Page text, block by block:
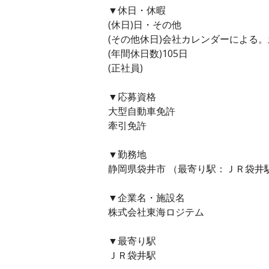
▼休日・休暇
(休日)日・その他
(その他休日)会社カレンダーによる
(年間休日数)105日
(正社員)
▼応募資格
大型自動車免許
牽引免許
▼勤務地
静岡県袋井市 （最寄り駅：ＪＲ袋井
▼企業名・施設名
株式会社東海ロジテム
▼最寄り駅
ＪＲ袋井駅